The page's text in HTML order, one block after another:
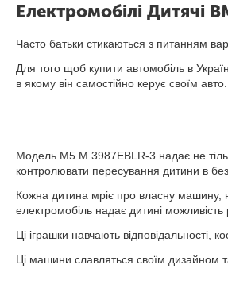
Електромобілі Дитячі
Часто батьки стикаються з питанням
Для того щоб купити автомобіль в
в якому він самостійно керує своїм авто.
Модель M5 M 3987EBLR-3 надає не
контролювати пересування дитини в
Кожна дитина мріє про власну машину,
електромобіль надає дитині
Ці іграшки навчають відповідальності,
Ці машини славляться своїм дизайном